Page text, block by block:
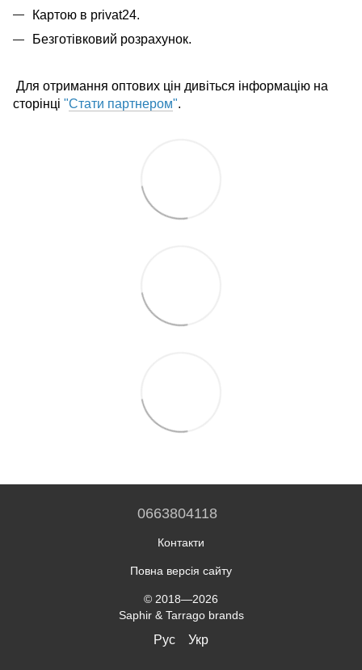
Картою в privat24.
Безготівковий розрахунок.
Для отримання оптових цін дивіться інформацію на
сторінці "Стати партнером".
0663804118
Контакти
Повна версія сайту
© 2018—2026
Saphir & Tarrago brands
Рус Укр